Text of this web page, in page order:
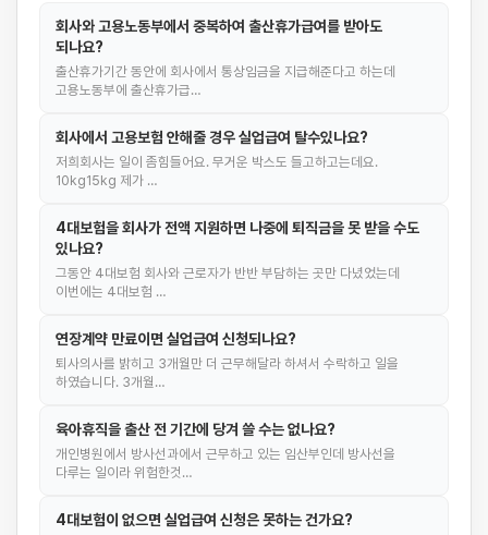
회사와 고용노동부에서 중복하여 출산휴가급여를 받아도
되나요?
출산휴가기간 동안에 회사에서 통상임금을 지급해준다고 하는데
고용노동부에 출산휴가급…
회사에서 고용보험 안해줄 경우 실업급여 탈수있나요?
저희회사는 일이 좀힘들어요. 무거운 박스도 들고하고는데요.
10kg15kg 제가 …
4대보험을 회사가 전액 지원하면 나중에 퇴직금을 못 받을 수도
있나요?
그동안 4대보험 회사와 근로자가 반반 부담하는 곳만 다녔었는데
이번에는 4대보험 …
연장계약 만료이면 실업급여 신청되나요?
퇴사의사를 밝히고 3개월만 더 근무해달라 하셔서 수락하고 일을
하였습니다. 3개월…
육아휴직을 출산 전 기간에 당겨 쓸 수는 없나요?
개인병원에서 방사선과에서 근무하고 있는 임산부인데 방사선을
다루는 일이라 위험한것…
4대보험이 없으면 실업급여 신청은 못하는 건가요?